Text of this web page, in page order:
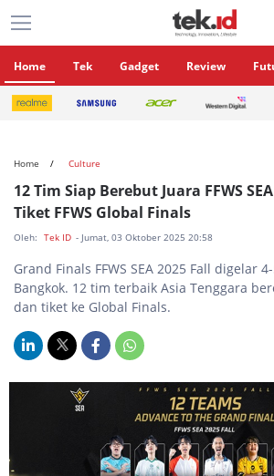
Home Tek Gadget Review
Home Culture
12 Tim Siap Berebut Juara FFWS
Tiket FFWS Global Finals
Oleh: Tek ID - Jumat, 03 Oktober 2025 20:58
Grand Finals FFWS SEA 2025 Fall digelar
Bangkok. 12 tim terbaik Asia Tenggara
dan tiket ke Global Finals.